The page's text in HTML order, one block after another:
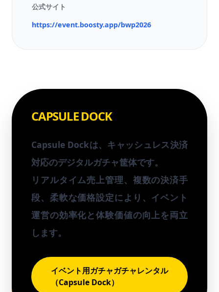
公式サイト
https://event.boosty.app/bwp2026
CAPSULE DOCK
Capsule Dockは、キャッシュレス決済
対応のデジタルガチャ筐体です。
リアルタイム売上管理、複数の決済手
段、柔軟な価格設定により、イベント
運営の効率化と体験価値の向上を両立
します。
イベント用ガチャガチャレンタル
（Capsule Dock）